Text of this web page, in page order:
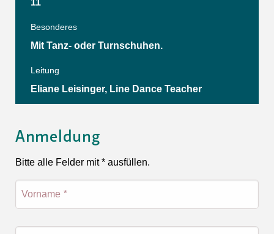
11
Besonderes
Mit Tanz- oder Turnschuhen.
Leitung
Eliane Leisinger, Line Dance Teacher
Anmeldung
Bitte alle Felder mit * ausfüllen.
Vorname *